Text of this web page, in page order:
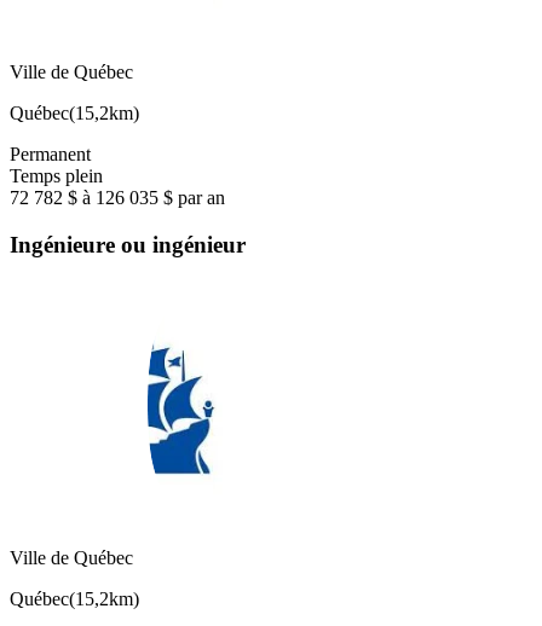
Ville de Québec
Québec(15,2km)
Permanent
Temps plein
72 782 $ à 126 035 $ par an
Ingénieure ou ingénieur
Ville de Québec
Québec(15,2km)